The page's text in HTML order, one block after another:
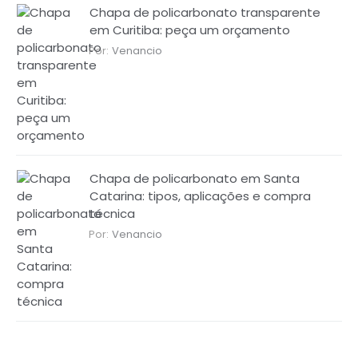
Chapa de policarbonato transparente
em Curitiba: peça um orçamento
Por: Venancio
Chapa de policarbonato em Santa
Catarina: tipos, aplicações e compra
técnica
Por: Venancio